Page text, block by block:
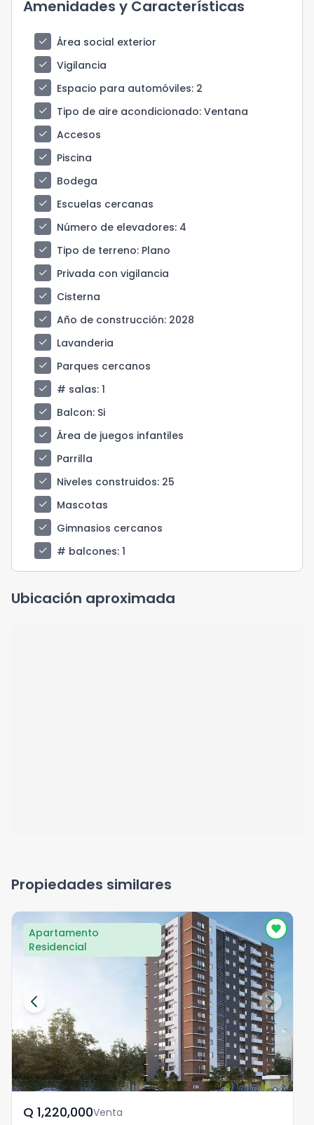
Amenidades y Características
check
Área social exterior
check
Vigilancia
check
Espacio para automóviles: 2
check
Tipo de aire acondicionado: Ventana
check
Accesos
check
Piscina
check
Bodega
check
Escuelas cercanas
check
Número de elevadores: 4
check
Tipo de terreno: Plano
check
Privada con vigilancia
check
Cisterna
check
Año de construcción: 2028
check
Lavanderia
check
Parques cercanos
check
# salas: 1
check
Balcon: Si
check
Área de juegos infantiles
check
Parrilla
check
Niveles construidos: 25
check
Mascotas
check
Gimnasios cercanos
check
# balcones: 1
Ubicación aproximada
Propiedades similares
Apartamento
Residencial
Q	1,220,000Venta